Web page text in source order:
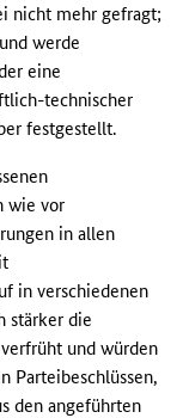
nicht mehr gefragt;
werde
eine
technischer
festgestellt.
wie vor
in allen
in verschiedenen
stärker die
und würden
Parteibeschlüssen,
den angeführten